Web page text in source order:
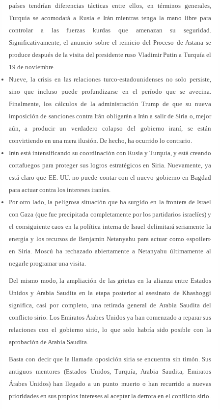
países tendrían diferencias tácticas entre ellos, en términos generales,
Turquía se acomodará a Rusia e Irán mientras tenga la mano libre para
controlar a las fuerzas kurdas que amenazan su seguridad.
Significativamente, el anuncio sobre el reinicio del Proceso de Astana se
produce después de la visita del presidente ruso Vladimir Putin a Turquía el
19 de noviembre.
Nueve, la crisis en las relaciones turco-estadounidenses no solo persiste,
sino que incluso puede profundizarse en el período que se avecina.
Finalmente, los cálculos de la administración Trump de que su nueva
imposición de sanciones contra Irán obligarán a Irán a salir de Siria o, mejor
aún, a producir un verdadero colapso del gobierno iraní, se están
convirtiendo en una mera ilusión. De hecho, ha ocurrido lo contrario.
Irán está intensificando su coordinación con Rusia y Turquía, y está creando
cortafuegos para proteger sus logros estratégicos en Siria. Nuevamente, ya
está claro que EE. UU. no puede contar con el nuevo gobierno en Bagdad
para actuar contra los intereses iraníes.
Por otro lado, la peligrosa situación que ha surgido en la frontera de Israel
con Gaza (que fue precipitada completamente por los partidarios israelíes) y
el consiguiente caos en la política interna de Israel delimitará seriamente la
energía y los recursos de Benjamin Netanyahu para actuar como «spoiler»
en Siria. Moscú ha rechazado abiertamente a Netanyahu últimamente al
negarle programar una visita.
Del mismo modo, la ampliación de las grietas en la alianza entre Estados
Unidos y Arabia Saudita en la etapa posterior al asesinato de Khashoggi
significa, casi por completo, una retirada general de Arabia Saudita del
conflicto sirio. Los Emiratos Árabes Unidos ya han comenzado a reparar sus
relaciones con el gobierno sirio, lo que solo habría sido posible con la
aprobación de Arabia Saudita.
Basta con decir que la llamada oposición siria se encuentra sin timón. Sus
antiguos mentores (Estados Unidos, Turquía, Arabia Saudita, Emiratos
Árabes Unidos) han llegado a un punto muerto o han recurrido a nuevas
prioridades en sus propios intereses al aceptar la derrota en el conflicto sirio.